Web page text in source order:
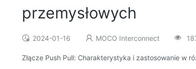
przemysłowych
2024-01-16 MOCO Interconnect
Złącze Push Pull: Charakterystyka i zastosowanie w